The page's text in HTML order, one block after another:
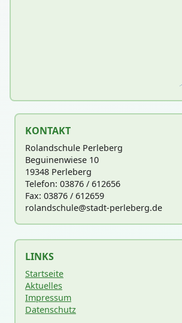
KONTAKT
Rolandschule Perleberg
Beguinenwiese 10
19348 Perleberg
Telefon: 03876 / 612656
Fax: 03876 / 612659
rolandschule@stadt-perleberg.de
LINKS
Startseite
Aktuelles
Impressum
Datenschutz